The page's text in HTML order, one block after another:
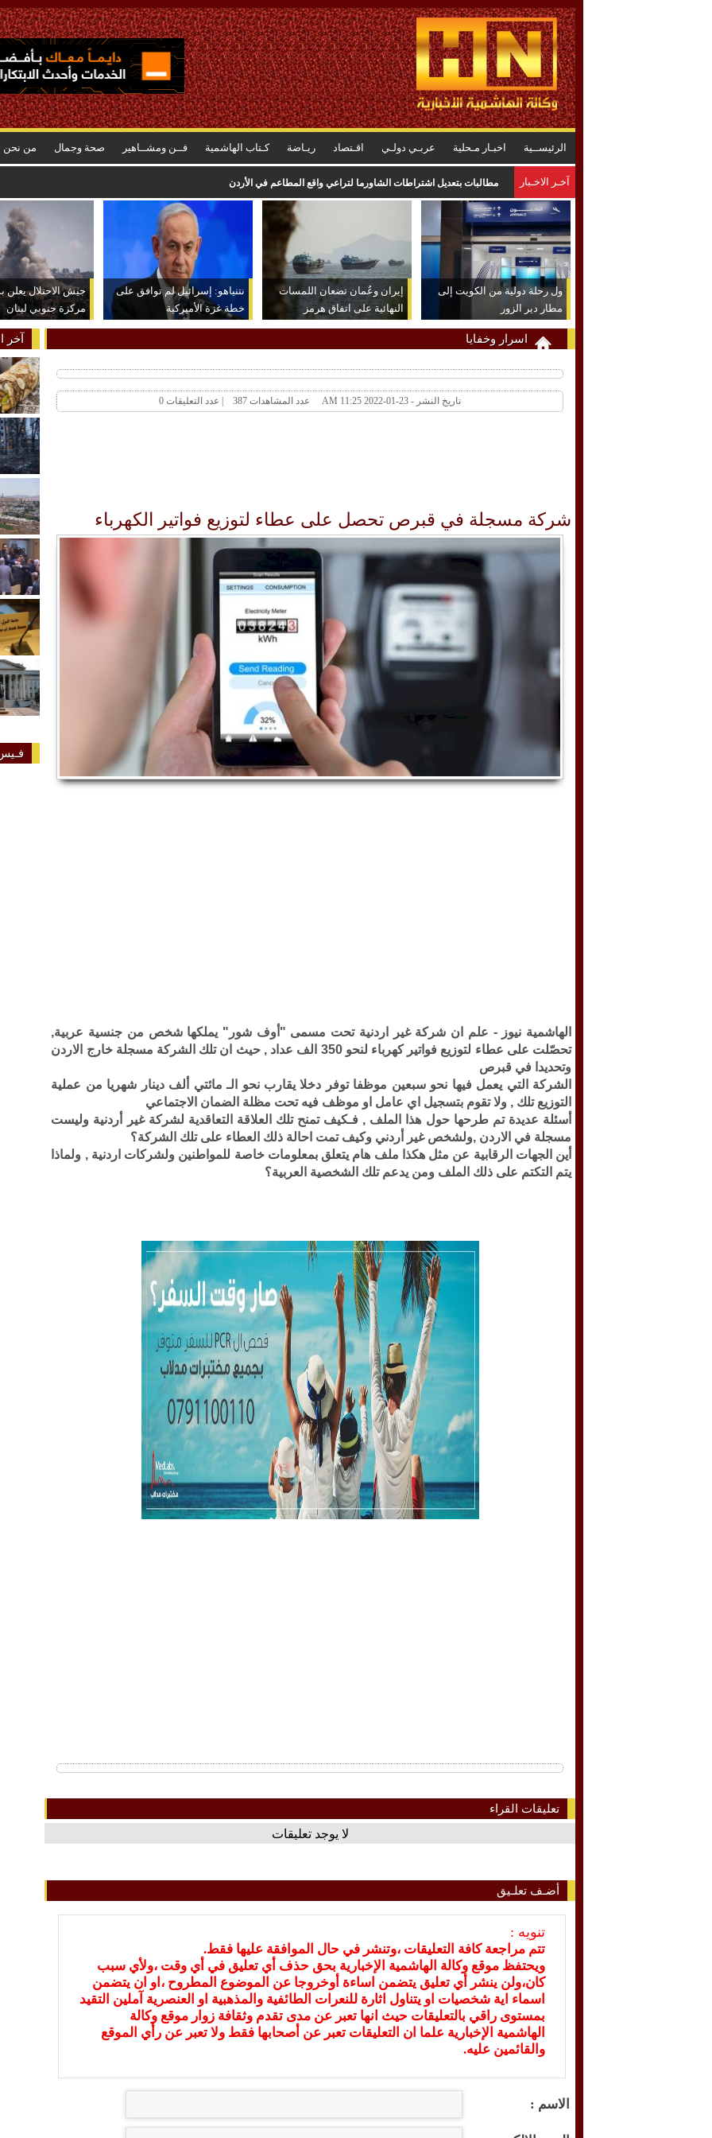
الرئيســية اخبـار مـحلية عربـي دولـي اقـتصاد ريـاضة كـتاب الهاشمية فــن ومشــاهير صحة وجمال من نحن
آخـر الاخـبار مطالبات بتعديل اشتراطات الشاورما لتراعي واقع المطاعم في الأردن
ول رحلة دولية من الكويت إلى
مطار دير الزور
إيران وعُمان تضعان اللمسات
النهائية على اتفاق هرمز
نتنياهو: إسرائيل لم توافق على
خطة غزة الأميركية
جيش الاحتلال يعلن
مركزة جنوبي لبنان
اسرار وخفايا
تاريخ النشر - 23-01-2022 11:25 AM عدد المشاهدات 387 | عدد التعليقات 0
شركة مسجلة في قبرص تحصل على عطاء لتوزيع فواتير الكهرباء
الهاشمية نيوز - علم ان شركة غير اردنية تحت مسمى "أوف شور" يملكها شخص من جنسية عربية,
تحصّلت على عطاء لتوزيع فواتير كهرباء لنحو 350 الف عداد , حيث ان تلك الشركة مسجلة خارج الاردن
وتحديدا في قبرص
الشركة التي يعمل فيها نحو سبعين موظفا توفر دخلا يقارب نحو الـ مائتي ألف دينار شهريا من عملية
التوزيع تلك , ولا تقوم بتسجيل اي عامل او موظف فيه تحت مظلة الضمان الاجتماعي
أسئلة عديدة تم طرحها حول هذا الملف , فـكيف تمنح تلك العلاقة التعاقدية لشركة غير أردنية وليست
مسجلة في الاردن ,ولشخص غير أردني وكيف تمت احالة ذلك العطاء على تلك الشركة؟
أين الجهات الرقابية عن مثل هكذا ملف هام يتعلق بمعلومات خاصة للمواطنين ولشركات اردنية , ولماذا
يتم التكتم على ذلك الملف ومن يدعم تلك الشخصية العربية؟
تعليقات القراء
لا يوجد تعليقات
أضـف تعلـيق
تنويه :
تتم مراجعة كافة التعليقات ،وتنشر في حال الموافقة عليها فقط.
ويحتفظ موقع وكالة الهاشمية الإخبارية بحق حذف أي تعليق في أي وقت ،ولأي سبب
كان،ولن ينشر أي تعليق يتضمن اساءة أوخروجا عن الموضوع المطروح ،او ان يتضمن
اسماء اية شخصيات او يتناول اثارة للنعرات الطائفية والمذهبية او العنصرية آملين التقيد
بمستوى راقي بالتعليقات حيث انها تعبر عن مدى تقدم وثقافة زوار موقع وكالة
الهاشمية الإخبارية علما ان التعليقات تعبر عن أصحابها فقط ولا تعبر عن رأي الموقع
والقائمين عليه.
الاسم :
آخر